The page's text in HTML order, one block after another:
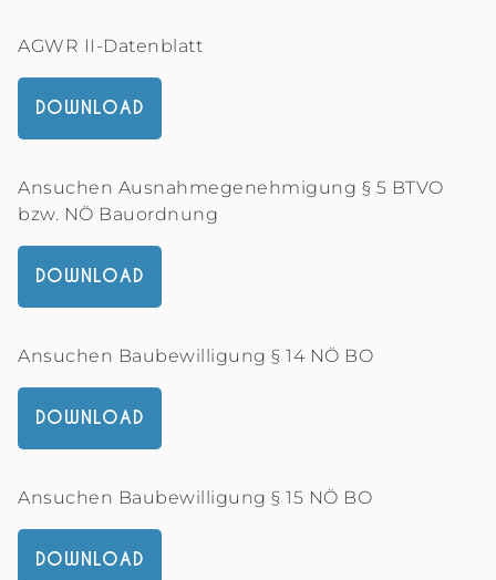
AGWR II-Datenblatt
DOWNLOAD
Ansuchen Ausnahmegenehmigung § 5 BTVO
bzw. NÖ Bauordnung
DOWNLOAD
Ansuchen Baubewilligung § 14 NÖ BO
DOWNLOAD
Ansuchen Baubewilligung § 15 NÖ BO
DOWNLOAD